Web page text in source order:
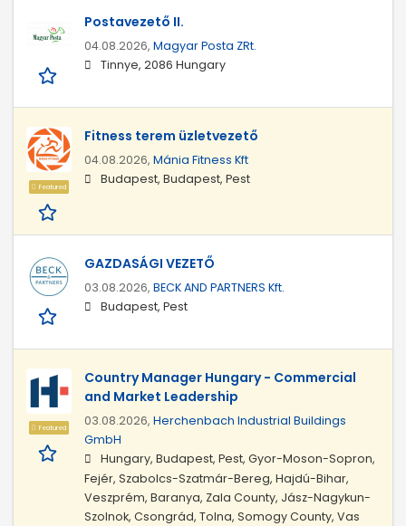
Postavezető II.
04.08.2026, Magyar Posta ZRt.
Tinnye, 2086 Hungary
Featured
Fitness terem üzletvezető
04.08.2026, Mánia Fitness Kft
Budapest, Budapest, Pest
GAZDASÁGI VEZETŐ
03.08.2026, BECK AND PARTNERS Kft.
Budapest, Pest
Featured
Country Manager Hungary - Commercial
and Market Leadership
03.08.2026, Herchenbach Industrial Buildings
GmbH
Hungary, Budapest, Pest, Gyor-Moson-Sopron,
Fejér, Szabolcs-Szatmár-Bereg, Hajdú-Bihar,
Veszprém, Baranya, Zala County, Jász-Nagykun-
Szolnok, Csongrád, Tolna, Somogy County, Vas